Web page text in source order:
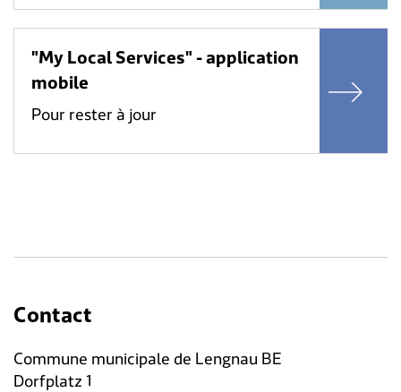
"My Local Services" - application
mobile
Pour rester à jour
Contact
Commune municipale de Lengnau BE
Dorfplatz 1